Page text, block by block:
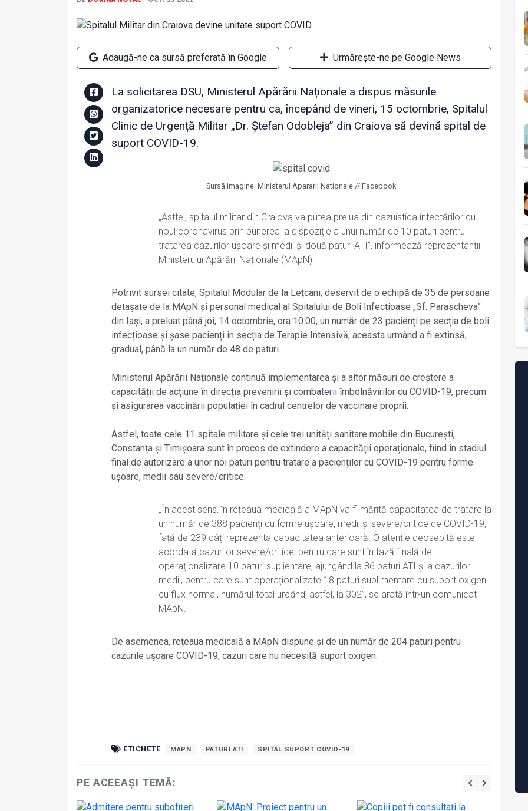
Adaugă-ne ca sursă preferată în Google Urmărește-ne pe Google News
La solicitarea DSU, Ministerul Apărării Naționale a dispus măsurile
organizatorice necesare pentru ca, începând de vineri, 15 octombrie, Spitalul
Clinic de Urgență Militar „Dr. Ștefan Odobleja” din Craiova să devină spital de
suport COVID-19.
Sursă imagine: Ministerul Apararii Nationale // Facebook
„Astfel, spitalul militar din Craiova va putea prelua din cazuistica infectărilor cu
noul coronavirus prin punerea la dispoziție a unui număr de 10 paturi pentru
tratarea cazurilor ușoare și medii și două paturi ATI”, informează reprezentanții
Ministerului Apărării Naționale (MApN).
Potrivit sursei citate, Spitalul Modular de la Lețcani, deservit de o echipă de 35 de persoane
detașate de la MApN și personal medical al Spitalului de Boli Infecțioase „Sf. Parascheva”
din Iași, a preluat până joi, 14 octombrie, ora 10:00, un număr de 23 pacienți pe secția de boli
infecțioase și șase pacienți în secția de Terapie Intensivă, aceasta urmând a fi extinsă,
gradual, până la un număr de 48 de paturi.
Ministerul Apărării Naționale continuă implementarea și a altor măsuri de creștere a
capacității de acțiune în direcția prevenirii și combaterii îmbolnăvirilor cu COVID-19, precum
și asigurarea vaccinării populației în cadrul centrelor de vaccinare proprii.
Astfel, toate cele 11 spitale militare și cele trei unități sanitare mobile din București,
Constanța și Timișoara sunt în proces de extindere a capacității operaționale, fiind în stadiul
final de autorizare a unor noi paturi pentru tratare a pacienților cu COVID-19 pentru forme
ușoare, medii sau severe/critice.
„În acest sens, în rețeaua medicală a MApN va fi mărită capacitatea de tratare la
un număr de 388 pacienți cu forme ușoare, medii și severe/critice de COVID-19,
față de 239 câți reprezenta capacitatea anterioară. O atenție deosebită este
acordată cazurilor severe/critice, pentru care sunt în fază finală de
operaționalizare 10 paturi suplientare, ajungând la 86 paturi ATI și a cazurilor
medii, pentru care sunt operaționalizate 18 paturi suplimentare cu suport oxigen
cu flux normal, numărul total urcând, astfel, la 302”, se arată într-un comunicat
MApN.
De asemenea, rețeaua medicală a MApN dispune și de un număr de 204 paturi pentru
cazurile ușoare COVID-19, cazuri care nu necesită suport oxigen.
ETICHETE MAPN PATURI ATI SPITAL SUPORT COVID-19
PE ACEEAȘI TEMĂ: